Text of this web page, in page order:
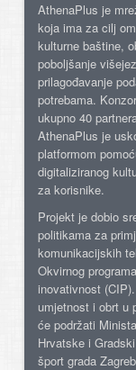
AthenaPlus je
koja ima za cilj
kulturne baštine,
poboljšanje
prilagođavanje
potrebama.
ukupno 40
AthenaPlus je
platformom
digitaliziranog
za korisnike.
Projekt je dobio
politikama za
komunikacijskih
Okvirnog
inovativnost
umjetnost i obrt u
će podržati
Hrvatske i
šport grada